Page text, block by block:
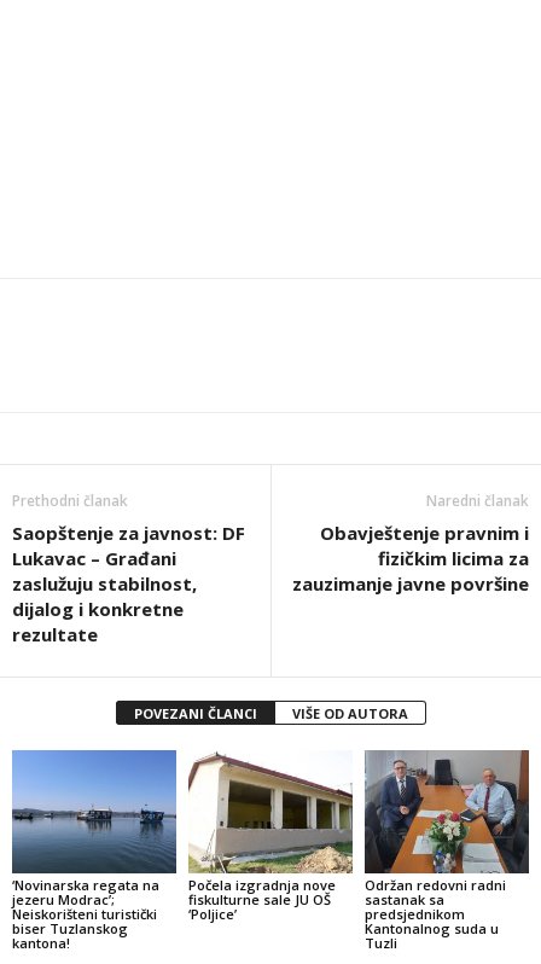
Prethodni članak
Saopštenje za javnost: DF
Lukavac – Građani
zaslužuju stabilnost,
dijalog i konkretne
rezultate
Naredni članak
Obavještenje pravnim i
fizičkim licima za
zauzimanje javne površine
POVEZANI ČLANCI VIŠE OD AUTORA
‘Novinarska regata na
jezeru Modrac’;
Neiskorišteni turistički
biser Tuzlanskog
kantona!
Počela izgradnja nove
fiskulturne sale JU OŠ
‘Poljice’
Održan redovni radni
sastanak sa
predsjednikom
Kantonalnog suda u
Tuzli